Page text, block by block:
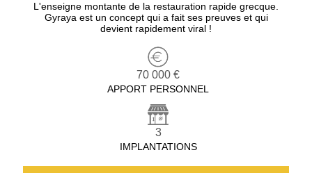
L'enseigne montante de la restauration rapide grecque.
Gyraya est un concept qui a fait ses preuves et qui
devient rapidement viral !
70 000 €
APPORT PERSONNEL
3
IMPLANTATIONS